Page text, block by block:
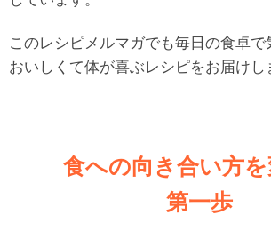
このレシピメルマガでも毎日の食卓で
おいしくて体が喜ぶレシピをお届けし
食への向き合い方
第一歩